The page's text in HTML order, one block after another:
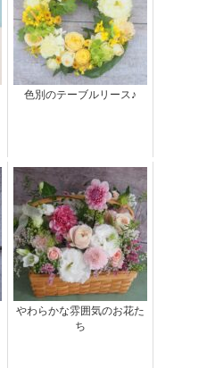
色別のテーブルリース♪
やわらかな雰囲気のお花た
ち